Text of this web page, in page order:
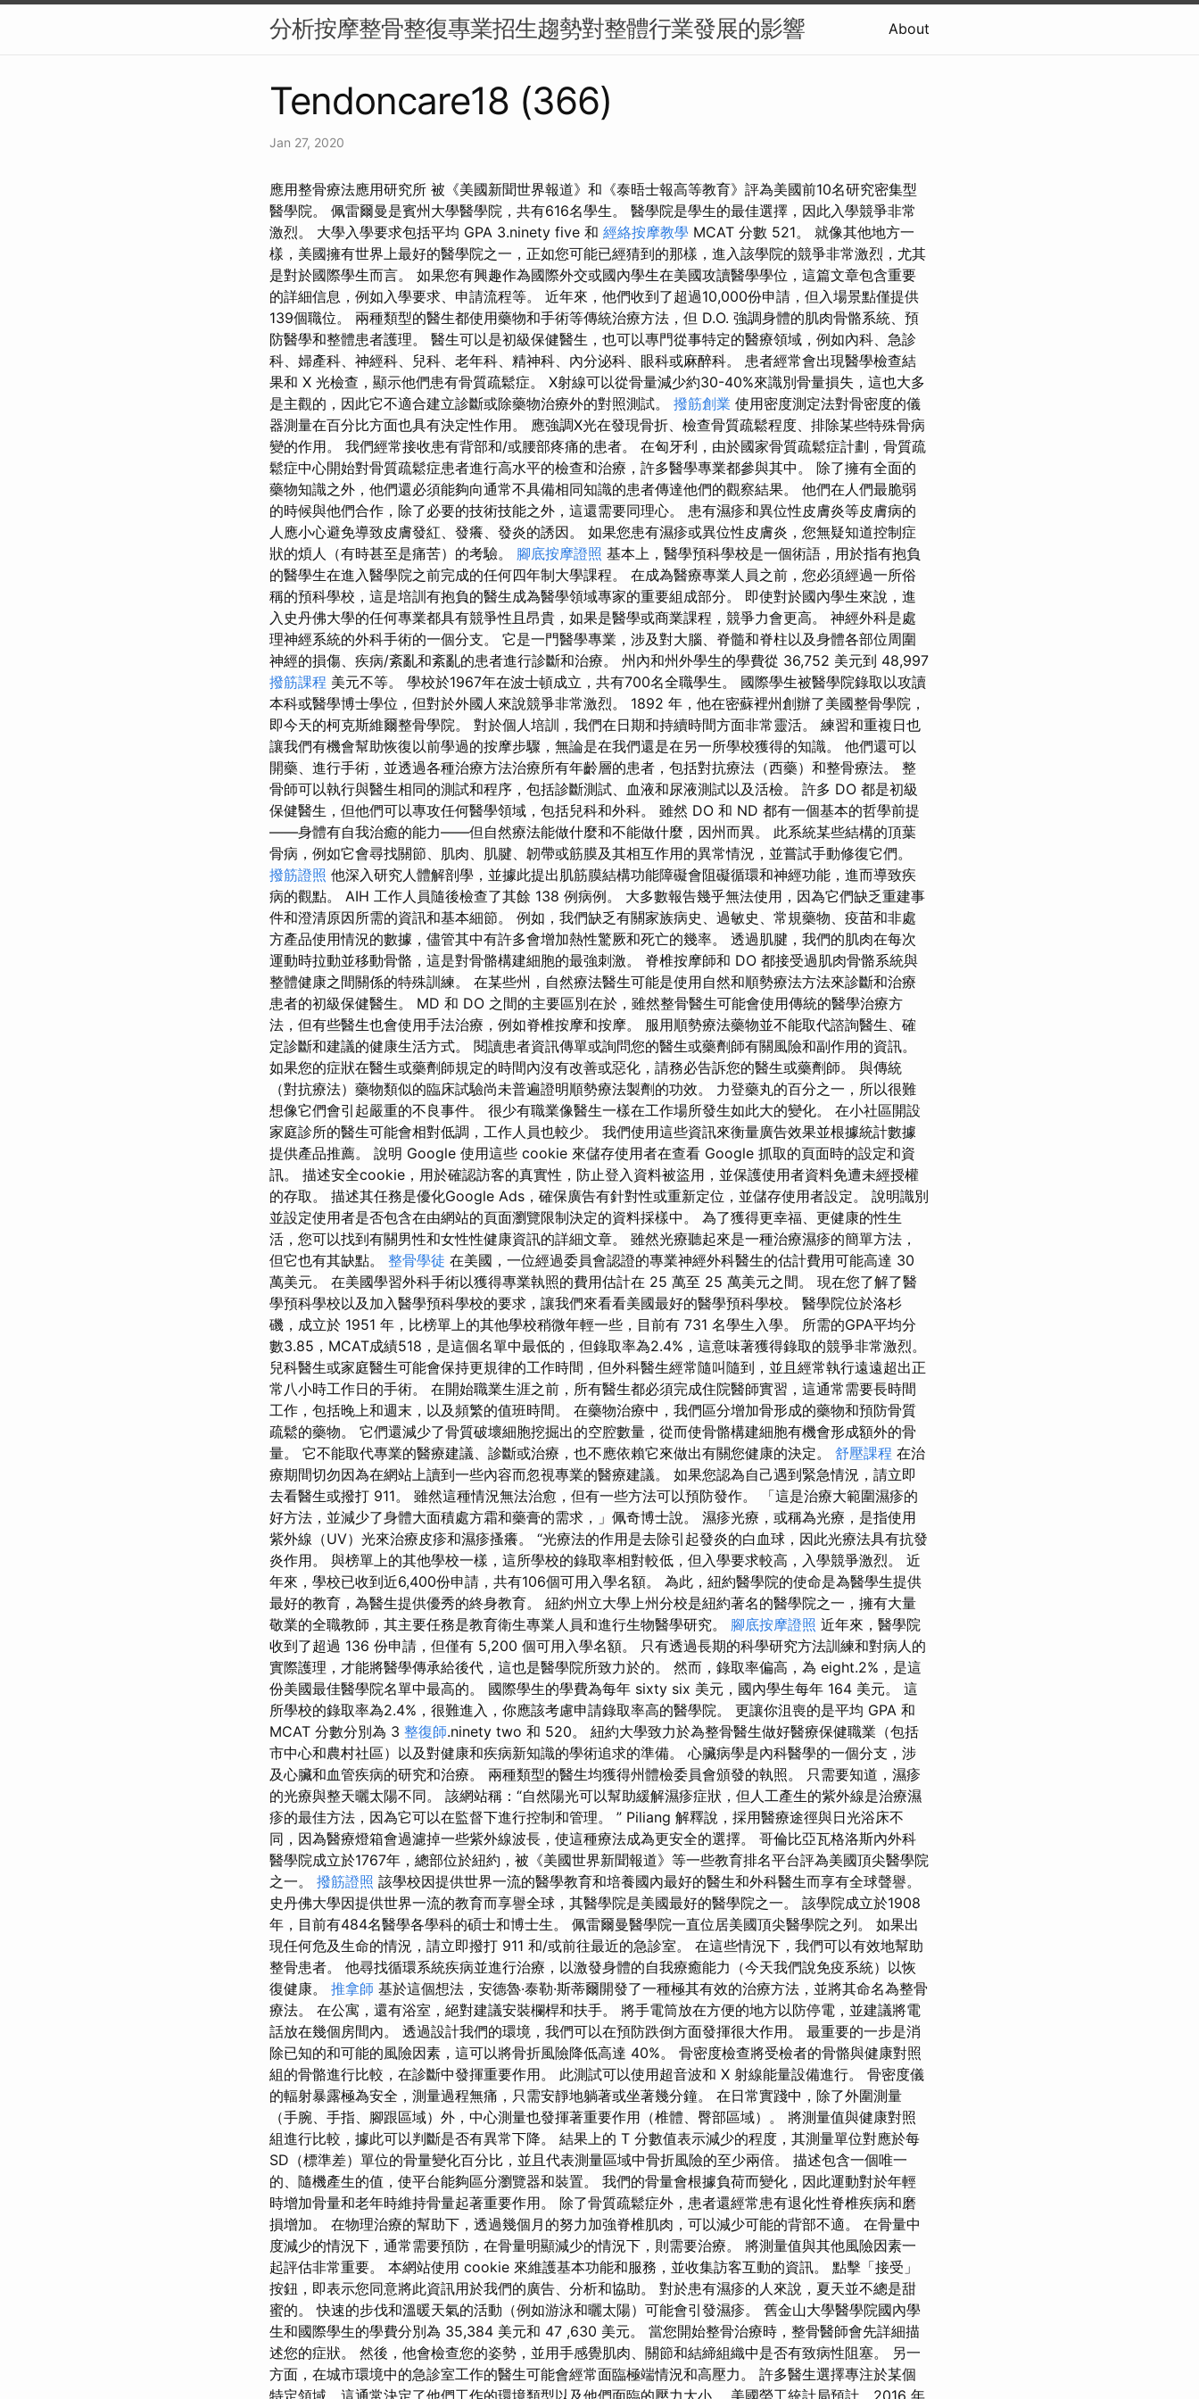
分析按摩整骨整復專業招生趨勢對整體行業發展的影響 About
Tendoncare18 (366)
Jan 27, 2020
應用整骨療法應用研究所 被《美國新聞世界報道》和《泰晤士報高等教育》評為美國前10名研究密集型
醫學院。 佩雷爾曼是賓州大學醫學院，共有616名學生。 醫學院是學生的最佳選擇，因此入學競爭非常
激烈。 大學入學要求包括平均 GPA 3.ninety five 和 經絡按摩教學 MCAT 分數 521。 就像其他地方一
樣，美國擁有世界上最好的醫學院之一，正如您可能已經猜到的那樣，進入該學院的競爭非常激烈，尤其
是對於國際學生而言。 如果您有興趣作為國際外交或國內學生在美國攻讀醫學學位，這篇文章包含重要
的詳細信息，例如入學要求、申請流程等。 近年來，他們收到了超過10,000份申請，但入場景點僅提供
139個職位。 兩種類型的醫生都使用藥物和手術等傳統治療方法，但 D.O. 強調身體的肌肉骨骼系統、預
防醫學和整體患者護理。 醫生可以是初級保健醫生，也可以專門從事特定的醫療領域，例如內科、急診
科、婦產科、神經科、兒科、老年科、精神科、內分泌科、眼科或麻醉科。 患者經常會出現醫學檢查結
果和 X 光檢查，顯示他們患有骨質疏鬆症。 X射線可以從骨量減少約30-40%來識別骨量損失，這也大多
是主觀的，因此它不適合建立診斷或除藥物治療外的對照測試。 撥筋創業 使用密度測定法對骨密度的儀
器測量在百分比方面也具有決定性作用。 應強調X光在發現骨折、檢查骨質疏鬆程度、排除某些特殊骨病
變的作用。 我們經常接收患有背部和/或腰部疼痛的患者。 在匈牙利，由於國家骨質疏鬆症計劃，骨質疏
鬆症中心開始對骨質疏鬆症患者進行高水平的檢查和治療，許多醫學專業都參與其中。 除了擁有全面的
藥物知識之外，他們還必須能夠向通常不具備相同知識的患者傳達他們的觀察結果。 他們在人們最脆弱
的時候與他們合作，除了必要的技術技能之外，這還需要同理心。 患有濕疹和異位性皮膚炎等皮膚病的
人應小心避免導致皮膚發紅、發癢、發炎的誘因。 如果您患有濕疹或異位性皮膚炎，您無疑知道控制症
狀的煩人（有時甚至是痛苦）的考驗。 腳底按摩證照 基本上，醫學預科學校是一個術語，用於指有抱負
的醫學生在進入醫學院之前完成的任何四年制大學課程。 在成為醫療專業人員之前，您必須經過一所俗
稱的預科學校，這是培訓有抱負的醫生成為醫學領域專家的重要組成部分。 即使對於國內學生來說，進
入史丹佛大學的任何專業都具有競爭性且昂貴，如果是醫學或商業課程，競爭力會更高。 神經外科是處
理神經系統的外科手術的一個分支。 它是一門醫學專業，涉及對大腦、脊髓和脊柱以及身體各部位周圍
神經的損傷、疾病/紊亂和紊亂的患者進行診斷和治療。 州內和州外學生的學費從 36,752 美元到 48,997
撥筋課程 美元不等。 學校於1967年在波士頓成立，共有700名全職學生。 國際學生被醫學院錄取以攻讀
本科或醫學博士學位，但對於外國人來說競爭非常激烈。 1892 年，他在密蘇裡州創辦了美國整骨學院，
即今天的柯克斯維爾整骨學院。 對於個人培訓，我們在日期和持續時間方面非常靈活。 練習和重複日也
讓我們有機會幫助恢復以前學過的按摩步驟，無論是在我們還是在另一所學校獲得的知識。 他們還可以
開藥、進行手術，並透過各種治療方法治療所有年齡層的患者，包括對抗療法（西藥）和整骨療法。 整
骨師可以執行與醫生相同的測試和程序，包括診斷測試、血液和尿液測試以及活檢。 許多 DO 都是初級
保健醫生，但他們可以專攻任何醫學領域，包括兒科和外科。 雖然 DO 和 ND 都有一個基本的哲學前提
——身體有自我治癒的能力——但自然療法能做什麼和不能做什麼，因州而異。 此系統某些結構的頂葉
骨病，例如它會尋找關節、肌肉、肌腱、韌帶或筋膜及其相互作用的異常情況，並嘗試手動修復它們。
撥筋證照 他深入研究人體解剖學，並據此提出肌筋膜結構功能障礙會阻礙循環和神經功能，進而導致疾
病的觀點。 AIH 工作人員隨後檢查了其餘 138 例病例。 大多數報告幾乎無法使用，因為它們缺乏重建事
件和澄清原因所需的資訊和基本細節。 例如，我們缺乏有關家族病史、過敏史、常規藥物、疫苗和非處
方產品使用情況的數據，儘管其中有許多會增加熱性驚厥和死亡的幾率。 透過肌腱，我們的肌肉在每次
運動時拉動並移動骨骼，這是對骨骼構建細胞的最強刺激。 脊椎按摩師和 DO 都接受過肌肉骨骼系統與
整體健康之間關係的特殊訓練。 在某些州，自然療法醫生可能是使用自然和順勢療法方法來診斷和治療
患者的初級保健醫生。 MD 和 DO 之間的主要區別在於，雖然整骨醫生可能會使用傳統的醫學治療方
法，但有些醫生也會使用手法治療，例如脊椎按摩和按摩。 服用順勢療法藥物並不能取代諮詢醫生、確
定診斷和建議的健康生活方式。 閱讀患者資訊傳單或詢問您的醫生或藥劑師有關風險和副作用的資訊。
如果您的症狀在醫生或藥劑師規定的時間內沒有改善或惡化，請務必告訴您的醫生或藥劑師。 與傳統
（對抗療法）藥物類似的臨床試驗尚未普遍證明順勢療法製劑的功效。 力登藥丸的百分之一，所以很難
想像它們會引起嚴重的不良事件。 很少有職業像醫生一樣在工作場所發生如此大的變化。 在小社區開設
家庭診所的醫生可能會相對低調，工作人員也較少。 我們使用這些資訊來衡量廣告效果並根據統計數據
提供產品推薦。 說明 Google 使用這些 cookie 來儲存使用者在查看 Google 抓取的頁面時的設定和資
訊。 描述安全cookie，用於確認訪客的真實性，防止登入資料被盜用，並保護使用者資料免遭未經授權
的存取。 描述其任務是優化Google Ads，確保廣告有針對性或重新定位，並儲存使用者設定。 說明識別
並設定使用者是否包含在由網站的頁面瀏覽限制決定的資料採樣中。 為了獲得更幸福、更健康的性生
活，您可以找到有關男性和女性性健康資訊的詳細文章。 雖然光療聽起來是一種治療濕疹的簡單方法，
但它也有其缺點。 整骨學徒 在美國，一位經過委員會認證的專業神經外科醫生的估計費用可能高達 30
萬美元。 在美國學習外科手術以獲得專業執照的費用估計在 25 萬至 25 萬美元之間。 現在您了解了醫
學預科學校以及加入醫學預科學校的要求，讓我們來看看美國最好的醫學預科學校。 醫學院位於洛杉
磯，成立於 1951 年，比榜單上的其他學校稍微年輕一些，目前有 731 名學生入學。 所需的GPA平均分
數3.85，MCAT成績518，是這個名單中最低的，但錄取率為2.4%，這意味著獲得錄取的競爭非常激烈。
兒科醫生或家庭醫生可能會保持更規律的工作時間，但外科醫生經常隨叫隨到，並且經常執行遠遠超出正
常八小時工作日的手術。 在開始職業生涯之前，所有醫生都必須完成住院醫師實習，這通常需要長時間
工作，包括晚上和週末，以及頻繁的值班時間。 在藥物治療中，我們區分增加骨形成的藥物和預防骨質
疏鬆的藥物。 它們還減少了骨質破壞細胞挖掘出的空腔數量，從而使骨骼構建細胞有機會形成額外的骨
量。 它不能取代專業的醫療建議、診斷或治療，也不應依賴它來做出有關您健康的決定。 舒壓課程 在治
療期間切勿因為在網站上讀到一些內容而忽視專業的醫療建議。 如果您認為自己遇到緊急情況，請立即
去看醫生或撥打 911。 雖然這種情況無法治愈，但有一些方法可以預防發作。 「這是治療大範圍濕疹的
好方法，並減少了身體大面積處方霜和藥膏的需求，」佩奇博士說。 濕疹光療，或稱為光療，是指使​​用
紫外線（UV）光來治療皮疹和濕疹搔癢。 “光療法的作用是去除引起發炎的白血球，因此光療法具有抗發
炎作用。 與榜單上的其他學校一樣，這所學校的錄取率相對較低，但入學要求較高，入學競爭激烈。 近
年來，學校已收到近6,400份申請，共有106個可用入學名額。 為此，紐約醫學院的使命是為醫學生提供
最好的教育，為醫生提供優秀的終身教育。 紐約州立大學上州分校是紐約著名的醫學院之一，擁有大量
敬業的全職教師，其主要任務是教育衛生專業人員和進行生物醫學研究。 腳底按摩證照 近年來，醫學院
收到了超過 136 份申請，但僅有 5,200 個可用入學名額。 只有透過長期的科學研究方法訓練和對病人的
實際護理，才能將醫學傳承給後代，這也是醫學院所致力於的。 然而，錄取率偏高，為 eight.2%，是這
份美國最佳醫學院名單中最高的。 國際學生的學費為每年 sixty six 美元，國內學生每年 164 美元。 這
所學校的錄取率為2.4%，很難進入，你應該考慮申請錄取率高的醫學院。 更讓你沮喪的是平均 GPA 和
MCAT 分數分別為 3 整復師.ninety two 和 520。 紐約大學致力於為整骨醫生做好醫療保健職業（包括
市中心和農村社區）以及對健康和疾病新知識的學術追求的準備。 心臟病學是內科醫學的一個分支，涉
及心臟和血管疾病的研究和治療。 兩種類型的醫生均獲得州體檢委員會頒發的執照。 只需要知道，濕疹
的光療與整天曬太陽不同。 該網站稱：“自然陽光可以幫助緩解濕疹症狀，但人工產生的紫外線是治療濕
疹的最佳方法，因為它可以在監督下進行控制和管理。 ” Piliang 解釋說，採用醫療途徑與日光浴床不
同，因為醫療燈箱會過濾掉一些紫外線波長，使這種療法成為更安全的選擇。 哥倫比亞瓦格洛斯內外科
醫學院成立於1767年，總部位於紐約，被《美國世界新聞報道》等一些教育排名平台評為美國頂尖醫學院
之一。 撥筋證照 該學校因提供世界一流的醫學教育和培養國內最好的醫生和外科醫生而享有全球聲譽。
史丹佛大學因提供世界一流的教育而享譽全球，其醫學院是美國最好的醫學院之一。 該學院成立於1908
年，目前有484名醫學各學科的碩士和博士生。 佩雷爾曼醫學院一直位居美國頂尖醫學院之列。 如果出
現任何危及生命的情況，請立即撥打 911 和/或前往最近的急診室。 在這些情況下，我們可以有效地幫助
整骨患者。 他尋找循環系統疾病並進行治療，以激發身體的自我療癒能力（今天我們說免疫系統）以恢
復健康。 推拿師 基於這個想法，安德魯·泰勒·斯蒂爾開發了一種極其有效的治療方法，並將其命名為整骨
療法。 在公寓，還有浴室，絕對建議安裝欄桿和扶手。 將手電筒放在方便的地方以防停電，並建議將電
話放在幾個房間內。 透過設計我們的環境，我們可以在預防跌倒方面發揮很大作用。 最重要的一步是消
除已知的和可能的風險因素，這可以將骨折風險降低高達 40%。 骨密度檢查將受檢者的骨骼與健康對照
組的骨骼進行比較，在診斷中發揮重要作用。 此測試可以使用超音波和 X 射線能量設備進行。 骨密度儀
的輻射暴露極為安全，測量過程無痛，只需安靜地躺著或坐著幾分鐘。 在日常實踐中，除了外圍測量
（手腕、手指、腳跟區域）外，中心測量也發揮著重要作用（椎體、臀部區域）。 將測量值與健康對照
組進行比較，據此可以判斷是否有異常下降。 結果上的 T 分數值表示減少的程度，其測量單位對應於每
SD（標準差）單位的骨量變化百分比，並且代表測量區域中骨折風險的至少兩倍。 描述包含一個唯一
的、隨機產生的值，使平台能夠區分瀏覽器和裝置。 我們的骨量會根據負荷而變化，因此運動對於年輕
時增加骨量和老年時維持骨量起著重要作用。 除了骨質疏鬆症外，患者還經常患有退化性脊椎疾病和磨
損增加。 在物理治療的幫助下，透過幾個月的努力加強脊椎肌肉，可以減少可能的背部不適。 在骨量中
度減少的情況下，通常需要預防，在骨量明顯減少的情況下，則需要治療。 將測量值與其他風險因素一
起評估非常重要。 本網站使用 cookie 來維護基本功能和服務，並收集訪客互動的資訊。 點擊「接受」
按鈕，即表示您同意將此資訊用於我們的廣告、分析和協助。 對於患有濕疹的人來說，夏天並不總是甜
蜜的。 快速的步伐和溫暖天氣的活動（例如游泳和曬太陽）可能會引發濕疹。 舊金山大學醫學院國內學
生和國際學生的學費分別為 35,384 美元和 47 ,630 美元。 當您開始整骨治療時，整骨醫師會先詳細描
述您的症狀。 然後，他會檢查您的姿勢，並用手感覺肌肉、關節和結締組織中是否有致病性阻塞。 另一
方面，在城市環境中的急診室工作的醫生可能會經常面臨極端情況和高壓力。 許多醫生選擇專注於某個
特定領域，這通常決定了他們工作的環境類型以及他們面臨的壓力大小。 美國勞工統計局預計，2016 年